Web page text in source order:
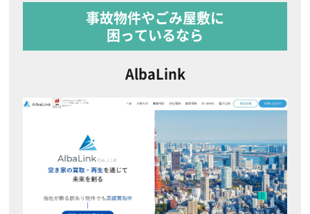
事故物件やごみ屋敷に
困っているなら
AlbaLink